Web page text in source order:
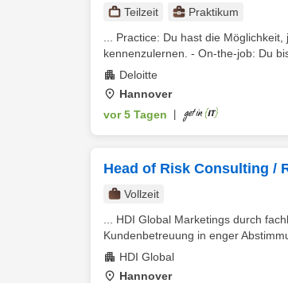
Teilzeit
Praktikum
... Practice: Du hast die
kennenzulernen. - On-the-job: Du
Deloitte
Hannover
vor 5 Tagen
Head of Risk Consulting /
Vollzeit
... HDI Global Marketings durch
Kundenbetreuung in enger
HDI Global
Hannover